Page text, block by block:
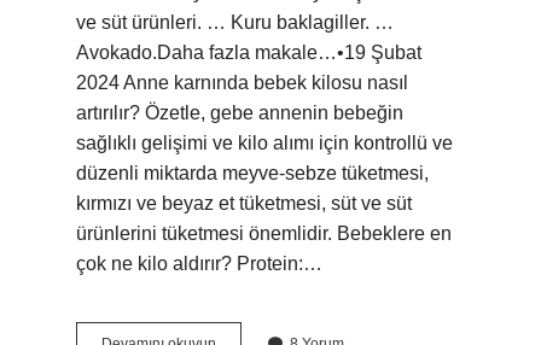
ve süt ürünleri. … Kuru baklagiller. …
Avokado.Daha fazla makale…•19 Şubat
2024 Anne karnında bebek kilosu nasıl
artırılır? Özetle, gebe annenin bebeğin
sağlıklı gelişimi ve kilo alımı için kontrollü ve
düzenli miktarda meyve-sebze tüketmesi,
kırmızı ve beyaz et tüketmesi, süt ve süt
ürünlerini tüketmesi önemlidir. Bebeklere en
çok ne kilo aldırır? Protein:…